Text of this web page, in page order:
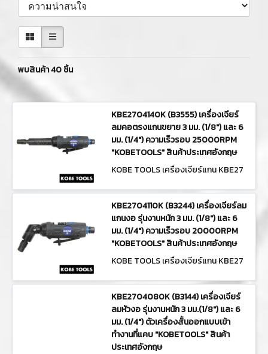
พบสินค้า 40 ชิ้น
KBE2704140K (B3555) เครื่องเจียร์
ลมคอตรงแกนขยาย 3 มม. (1/8") และ 6
มม. (1/4") ความเร็วรอบ 25000RPM
"KOBETOOLS" สินค้าประเทศอังกฤษ
KOBE TOOLS เครื่องเจียร์แกน KBE27
KBE2704110K (B3244) เครื่องเจียร์ลม
แกนงอ รุ่นงานหนัก 3 มม. (1/8") และ 6
มม. (1/4") ความเร็วรอบ 20000RPM
"KOBETOOLS" สินค้าประเทศอังกฤษ
KOBE TOOLS เครื่องเจียร์แกน KBE27
KBE2704080K (B3144) เครื่องเจียร์
ลมหัวงอ รุ่นงานหนัก 3 มม.(1/8") และ 6
มม. (1/4") ตัวเครื่องสั้นออกแบบเข้า
ทำงานที่แคบ "KOBETOOLS" สินค้า
ประเทศอังกฤษ